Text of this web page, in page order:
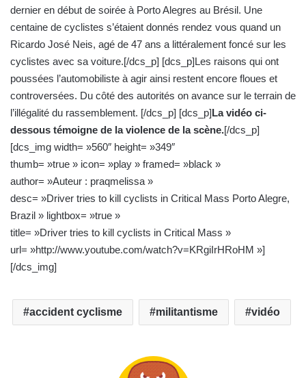
o
u
r
dernier en début de soirée à Porto Alegres au Brésil. Une
centaine de cyclistes s’étaient donnés rendez vous quand un
Ricardo José Neis, agé de 47 ans a littéralement foncé sur les
cyclistes avec sa voiture.[/dcs_p] [dcs_p]Les raisons qui ont
poussées l’automobiliste à agir ainsi restent encore floues et
controversées. Du côté des autorités on avance sur le terrain de
l’illégalité du rassemblement. [/dcs_p] [dcs_p]La vidéo ci-
dessous témoigne de la violence de la scène.[/dcs_p]
[dcs_img width= »560″ height= »349″
thumb= »true » icon= »play » framed= »black »
author= »Auteur : praqmelissa »
desc= »Driver tries to kill cyclists in Critical Mass Porto Alegre,
Brazil » lightbox= »true »
title= »Driver tries to kill cyclists in Critical Mass »
url= »http://www.youtube.com/watch?v=KRgiIrHRoHM »]
[/dcs_img]
accident cyclisme militantisme vidéo